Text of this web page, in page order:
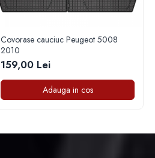
Covorase cauciuc Peugeot 5008
2010
159,00 Lei
Adauga in cos